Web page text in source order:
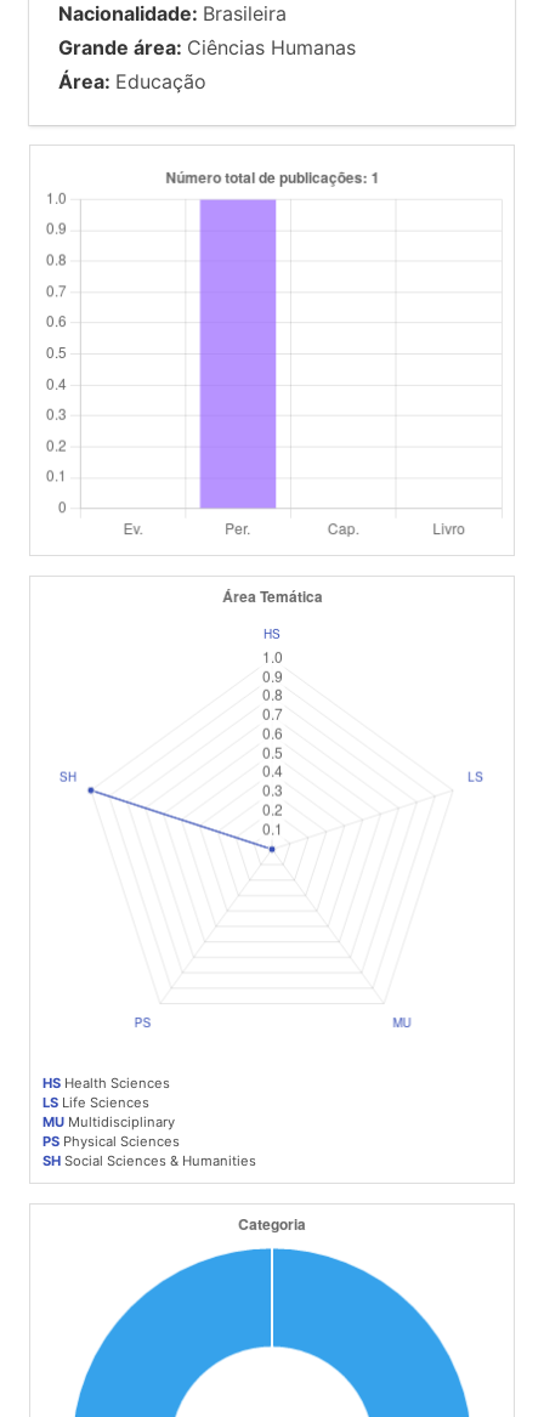
Nacionalidade: Brasileira
Grande área: Ciências Humanas
Área: Educação
HS Health Sciences
LS Life Sciences
MU Multidisciplinary
PS Physical Sciences
SH Social Sciences & Humanities